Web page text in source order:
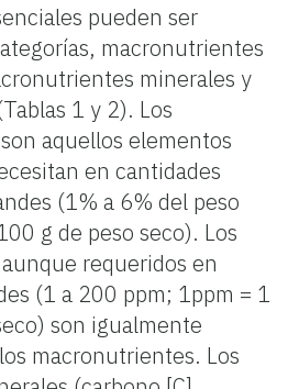
pueden ser
macronutrientes
minerales y
1 y 2). Los
aquellos elementos
en cantidades
(1% a 6% del peso
g de peso seco). Los
requeridos en
(1 a 200 ppm; 1ppm = 1
son igualmente
macronutrientes. Los